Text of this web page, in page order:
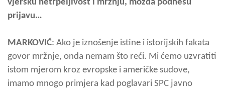
vjersku netrpeljivost i mržnju, možda podnesu
prijavu…
MARKOVIĆ: Ako je iznošenje istine i istorijskih fakata
govor mržnje, onda nemam što reći. Mi ćemo uzvratiti
istom mjerom kroz evropske i američke sudove,
imamo mnogo primjera kad poglavari SPC javno